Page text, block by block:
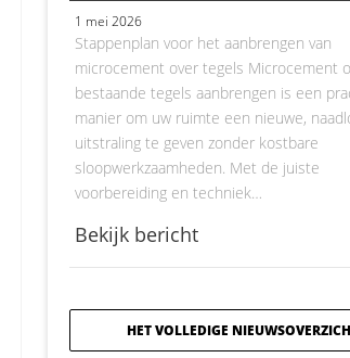
1 mei 2026
Stappenplan voor het aanbrengen van
microcement over tegels Microcement
bestaande tegels aanbrengen is een
manier om uw ruimte een nieuwe,
uitstraling te geven zonder kostbare
sloopwerkzaamheden. Met de juiste
voorbereiding en techniek…
Bekijk bericht
HET VOLLEDIGE